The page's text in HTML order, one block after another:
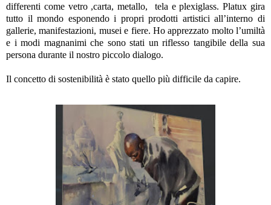
differenti come vetro ,carta, metallo, tela e plexiglass. Platux gira
tutto il mondo esponendo i propri prodotti artistici all’interno di
gallerie, manifestazioni, musei e fiere. Ho apprezzato molto l’umiltà
e i modi magnanimi che sono stati un riflesso tangibile della sua
persona durante il nostro piccolo dialogo.
Il concetto di sostenibilità è stato quello più difficile da capire.